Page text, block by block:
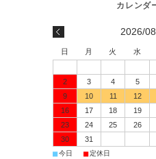
2026/08
日 月 火 水
2
3 4 5
9
10 11 12
16
17 18 19
23
24 25 26
30
31
■今日 ■定休日